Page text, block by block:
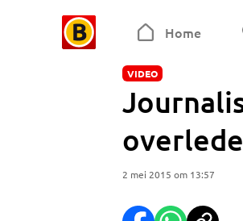
Home
VIDEO
2 mei 2015 om 13:57